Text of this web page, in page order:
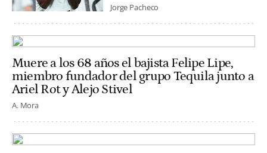
Jorge Pacheco
Muere a los 68 años el bajista Felipe Lipe,
miembro fundador del grupo Tequila junto a
Ariel Rot y Alejo Stivel
A. Mora